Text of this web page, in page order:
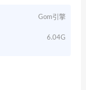
Gom引擎
6.04G